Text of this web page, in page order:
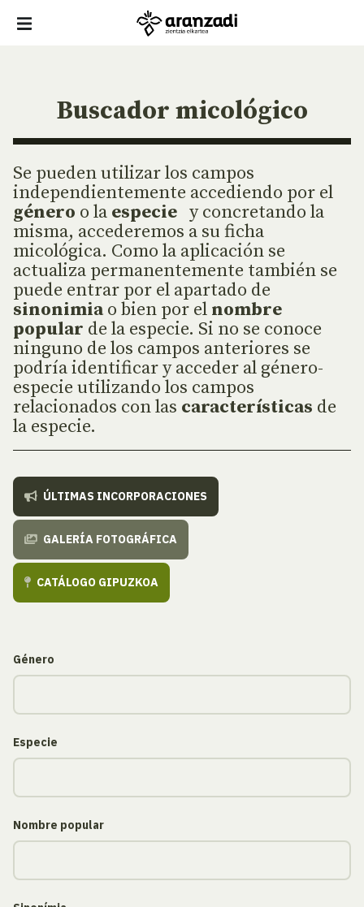
Buscador micológico
Se pueden utilizar los campos
independientemente accediendo por el
género o la especie y concretando la
misma, accederemos a su ficha
micológica. Como la aplicación se
actualiza permanentemente también se
puede entrar por el apartado de
sinonimiao bien por el nombre
popular de la especie. Si no se conoce
ninguno de los campos anteriores se
podría identificar y acceder al género-
especie utilizando los campos
relacionados con las características de
la especie.
ÚLTIMAS INCORPORACIONES
GALERÍA FOTOGRÁFICA
CATÁLOGO GIPUZKOA
Género
Especie
Nombre popular